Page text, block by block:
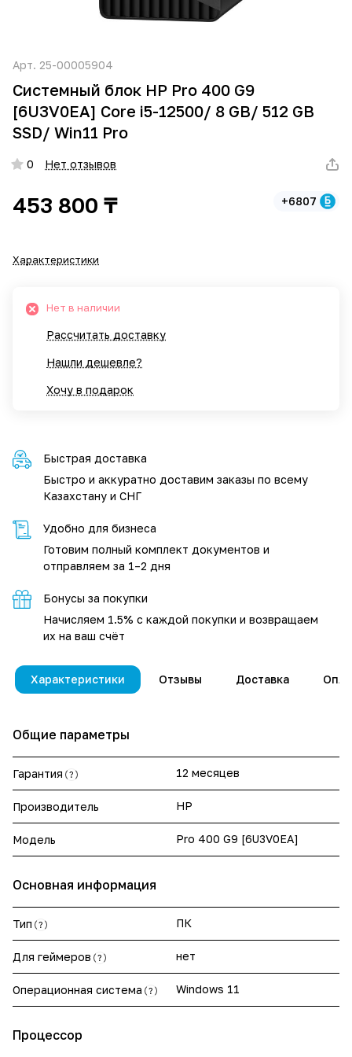
Арт. 25-00005904
Системный блок HP Pro 400 G9
[6U3V0EA] Core i5-12500/ 8 GB/ 512 GB
SSD/ Win11 Pro
0 Нет отзывов
453 800 ₸ +6807
Характеристики
Нет в наличии
Рассчитать доставку
Нашли дешевле?
Хочу в подарок
Быстрая доставка
Быстро и аккуратно доставим заказы по всему
Казахстану и СНГ
Удобно для бизнеса
Готовим полный комплект документов и
отправляем за 1–2 дня
Бонусы за покупки
Начисляем 1.5% с каждой покупки и возвращаем
их на ваш счёт
Характеристики Отзывы Доставка
Общие параметры
Гарантия ? 12 месяцев
Производитель HP
Модель Pro 400 G9 [6U3V0EA]
Основная информация
Тип ? ПК
Для геймеров ? нет
Операционная система ? Windows 11
Процессор